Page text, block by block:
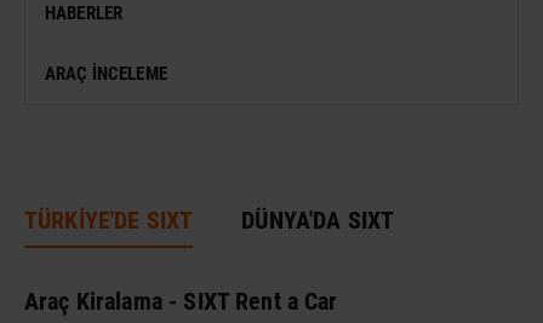
ANTIK KENT & ALANLAR
HABERLER
ARAÇ İNCELEME
TÜRKİYE'DE SIXT DÜNYA'DA SIXT
Araç Kiralama - SIXT Rent a Car